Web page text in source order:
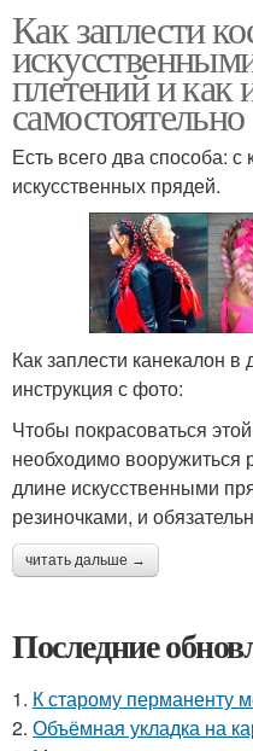
Как заплести
плетений и как
самостоятельно
Есть всего два способа:
искусственных прядей.
Как заплести канекалон
инструкция с фото:
Чтобы покрасоваться
необходимо вооружиться
длине искусственными
резиночками, и
читать дальше →
Последние
1. К старому перманенту
2. Объёмная укладка на